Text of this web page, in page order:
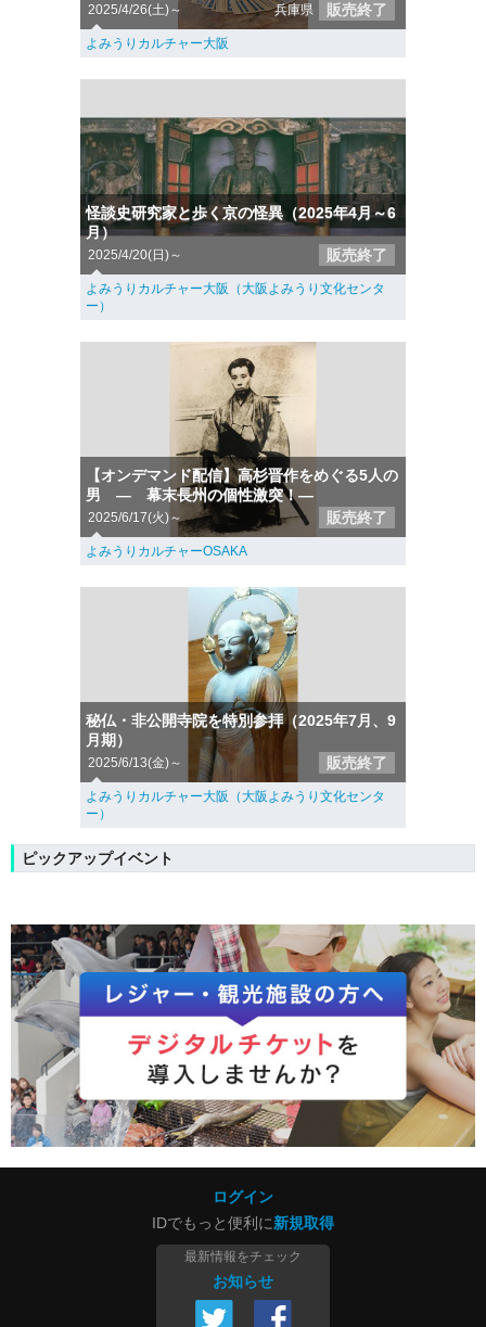
2025/4/26(土)～ 兵庫県 販売終了
よみうりカルチャー大阪
怪談史研究家と歩く京の怪異（2025年4月～6
月）
2025/4/20(日)～ 販売終了
よみうりカルチャー大阪（大阪よみうり文化センタ
ー）
【オンデマンド配信】高杉晋作をめぐる5人の
男 ― 幕末長州の個性激突！―
2025/6/17(火)～ 販売終了
よみうりカルチャーOSAKA
秘仏・非公開寺院を特別参拝（2025年7月、9
月期）
2025/6/13(金)～ 販売終了
よみうりカルチャー大阪（大阪よみうり文化センタ
ー）
ピックアップイベント
ログイン
IDでもっと便利に新規取得
最新情報をチェック
お知らせ